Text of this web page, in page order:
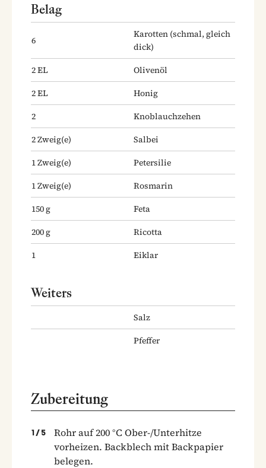
Belag
6
Karotten (schmal, gleich
dick)
2EL
Olivenöl
2EL
Honig
2
Knoblauchzehen
2Zweig(e)
Salbei
1Zweig(e)
Petersilie
1Zweig(e)
Rosmarin
150g
Feta
200g
Ricotta
1
Eiklar
Weiters
Salz
Pfeffer
Zubereitung
1 / 5
Rohr auf 200 °C Ober-/Unterhitze
vorheizen. Backblech mit Backpapier
belegen.